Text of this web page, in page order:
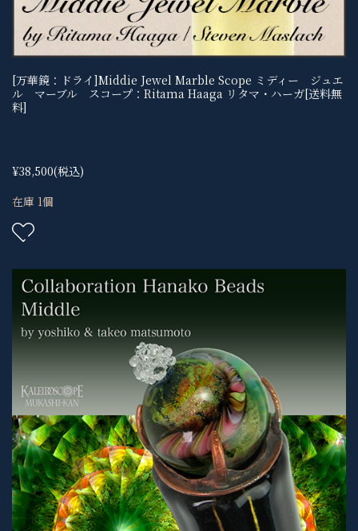
[万華鏡：ドライ]Middie Jewel Marble Scope ミディー ジュエ
ル マーブル スコープ：Ritama Haaga リタマ・ハーガ[送料無
料]
¥38,500(税込)
在庫 1個